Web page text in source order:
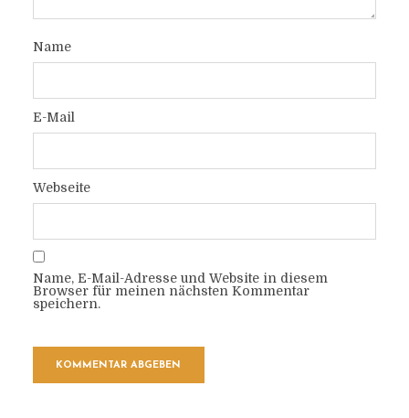
Name
E-Mail
Webseite
Name, E-Mail-Adresse und Website in diesem
Browser für meinen nächsten Kommentar
speichern.